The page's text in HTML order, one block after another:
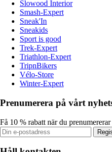
Slowood Interior
Smash-Expert
Sneak'In
Sneakids
Sport is good
Trek-Expert
Triathlon-Expert
TripnBikers
Vélo-Store
Winter-Expert
Prenumerera på vårt
Få 10 % rabatt när du